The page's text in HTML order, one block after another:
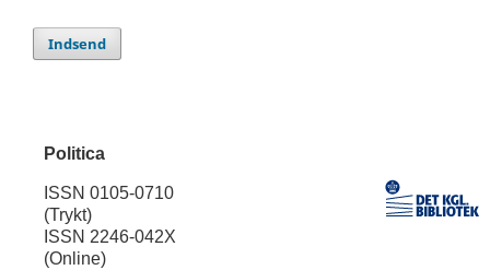
Indsend
Politica
ISSN 0105-0710
(Trykt)
ISSN 2246-042X
(Online)